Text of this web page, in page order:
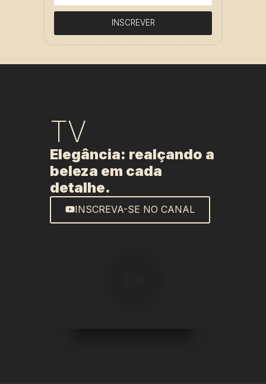
INSCREVER
TV
Elegância: realçando a
beleza em cada
detalhe.
INSCREVA-SE NO CANAL